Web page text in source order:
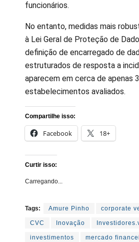
funcionários.
No entanto, medidas mais
à Lei Geral de Proteção de
definição de encarregado de
estruturados de resposta a
aparecem em cerca de apenas
estabelecimentos avaliados.
Compartilhe isso:
Facebook 18+
Curtir isso:
Carregando...
Tags: Amure Pinho corporate
CVC Inovação
investimentos mercado